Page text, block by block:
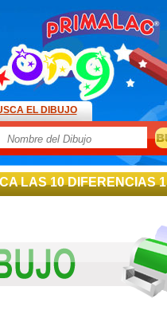
EL DIBUJO
LAS 10 DIFERENCIAS 1